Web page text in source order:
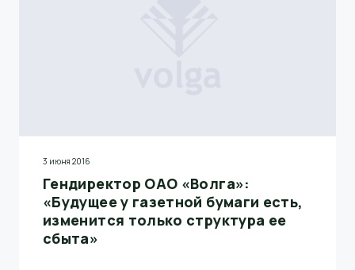
3 июня 2016
Гендиректор ОАО «Волга»:
«Будущее у газетной бумаги есть,
изменится только структура ее
сбыта»